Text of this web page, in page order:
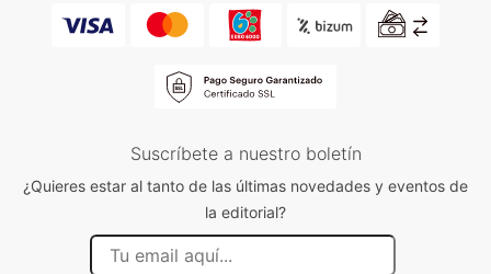
Suscríbete a nuestro boletín
¿Quieres estar al tanto de las últimas novedades y eventos de
la editorial?